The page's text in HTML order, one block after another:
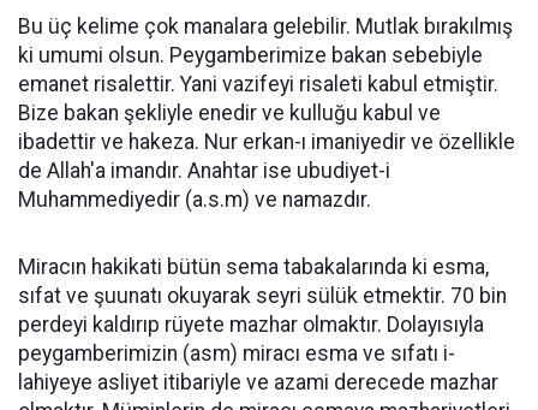
Bu üç kelime çok manalara gelebilir. Mutlak bırakılmış
ki umumi olsun. Peygamberimize bakan sebebiyle
emanet risalettir. Yani vazifeyi risaleti kabul etmiştir.
Bize bakan şekliyle enedir ve kulluğu kabul ve
ibadettir ve hakeza. Nur erkan-ı imaniyedir ve özellikle
de Allah'a imandır. Anahtar ise ubudiyet-i
Muhammediyedir (a.s.m) ve namazdır.
Miracın hakikati bütün sema tabakalarında ki esma,
sıfat ve şuunatı okuyarak seyri sülük etmektir. 70 bin
perdeyi kaldırıp rüyete mazhar olmaktır. Dolayısıyla
peygamberimizin (asm) miracı esma ve sıfatı i-
lahiyeye asliyet itibariyle ve azami derecede mazhar